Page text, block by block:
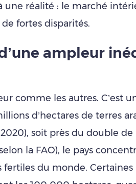
une réalité : le marché
fortes disparités.
ampleur
comme les autres. C’est
d’hectares de terres
soit près du double de
la FAO), le pays
fertiles du monde. Certaines